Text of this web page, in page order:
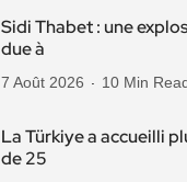
Sidi Thabet : une
due à
7 Août 2026 10 Min
La Türkiye a accueilli
de 25